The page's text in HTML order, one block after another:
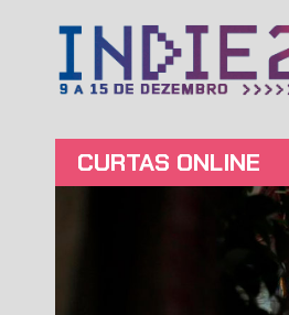
CURTAS ONLINE